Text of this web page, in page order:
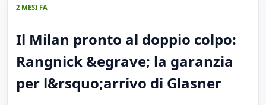
2 MESI FA
Il Milan pronto al doppio colpo:
Rangnick &egrave; la garanzia
per l&rsquo;arrivo di Glasner